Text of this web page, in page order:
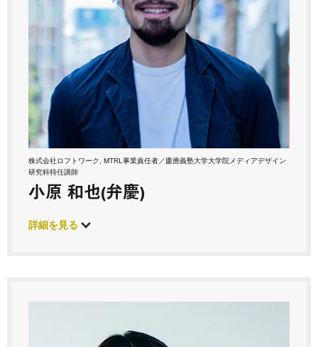
株式会社ロフトワーク, MTRL事業責任者／慶應義塾大学大学院メディアデザイン
研究科特任講師
小原 和也(弁慶)
詳細を見る